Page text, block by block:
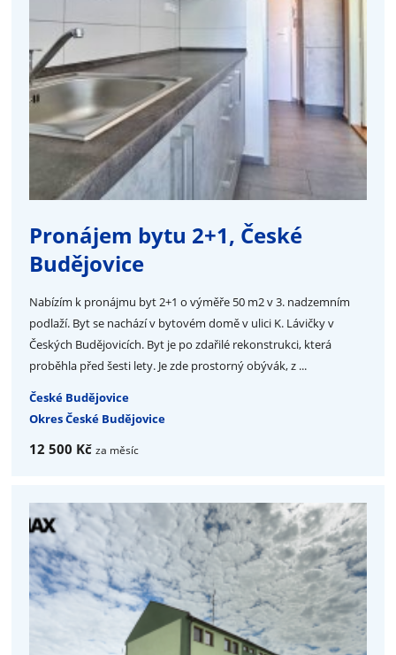
Pronájem bytu 2+1, České
Budějovice
Nabízím k pronájmu byt 2+1 o výměře 50 m2 v 3. nadzemním
podlaží. Byt se nachází v bytovém domě v ulici K. Lávičky v
Českých Budějovicích. Byt je po zdařilé rekonstrukci, která
proběhla před šesti lety. Je zde prostorný obývák, z ...
České Budějovice
Okres České Budějovice
12 500 Kč za měsíc